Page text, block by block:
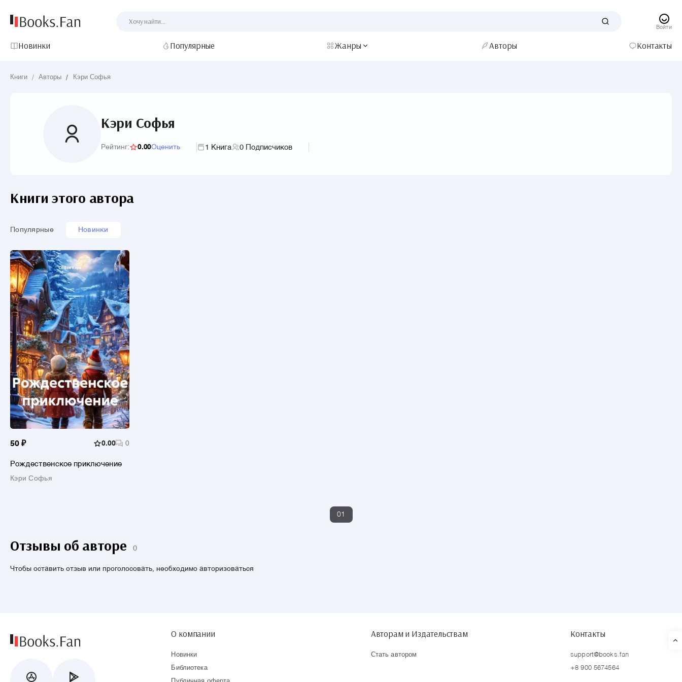
Войти
Новинки Популярные Жанры Авторы Контакты
Книги / Авторы / Кэри Софья
Кэри Софья
Рейтинг: 0.00Оценить 1 Книга 0 Подписчиков
Книги этого автора
Популярные Новинки
50 ₽ 0.00 0
Рождественское приключение
Кэри Софья
01
Отзывы об авторе 0
Чтобы оставить отзыв или проголосовать, необходимо авторизоваться
О компании
Новинки
Библиотека
Авторам и Издательствам
Стать автором
Контакты
support@books.fan
+8 900 5674564